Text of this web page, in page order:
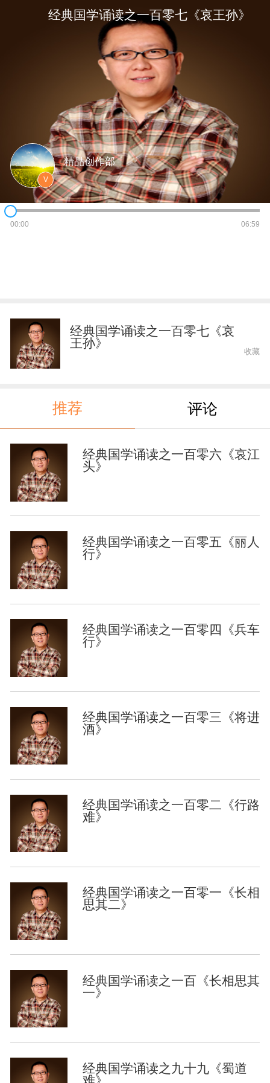
经典国学诵读之一百零七《哀王孙》
V
精品创作部
00:00 06:59
经典国学诵读之一百零七《哀
王孙》
收藏
推荐 评论
经典国学诵读之一百零六《哀江
头》
经典国学诵读之一百零五《丽人
行》
经典国学诵读之一百零四《兵车
行》
经典国学诵读之一百零三《将进
酒》
经典国学诵读之一百零二《行路
难》
经典国学诵读之一百零一《长相
思其二》
经典国学诵读之一百《长相思其
一》
经典国学诵读之九十九《蜀道
难》